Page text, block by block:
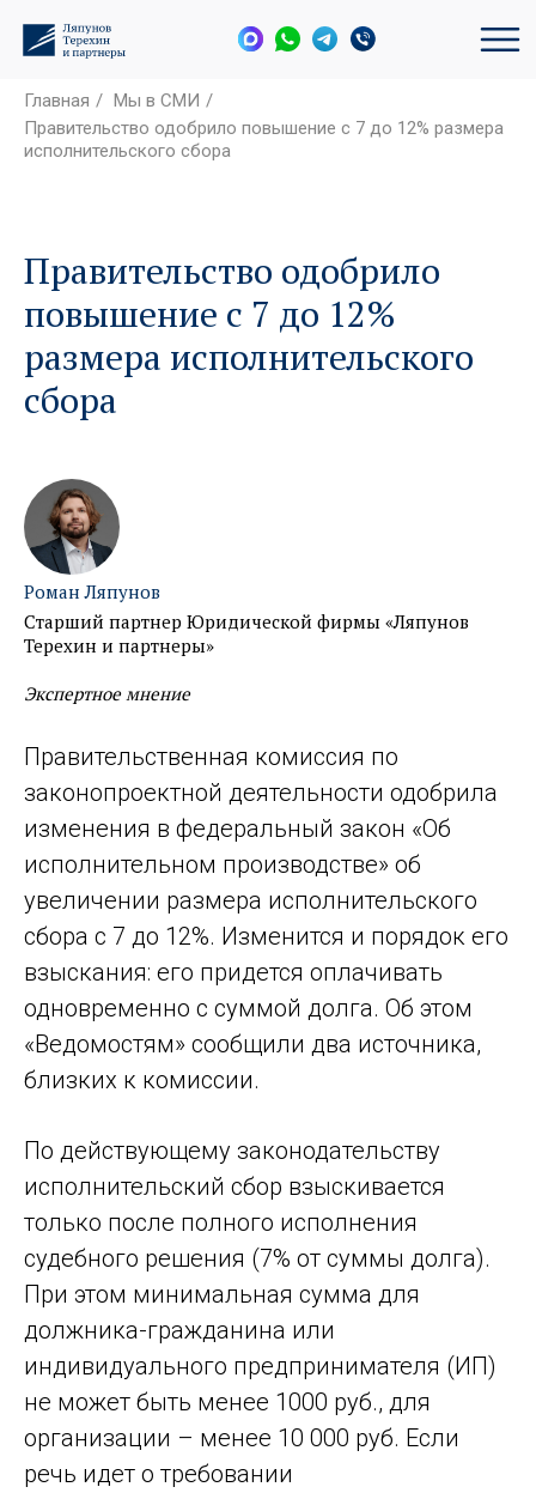
Главная / Мы в СМИ /
Правительство одобрило повышение с 7 до 12% размера
исполнительского сбора
Правительство одобрило
повышение с 7 до 12%
размера исполнительского
сбора
Роман Ляпунов
Старший партнер Юридической фирмы «Ляпунов
Терехин и партнеры»
Экспертное мнение
Правительственная комиссия по
законопроектной деятельности одобрила
изменения в федеральный закон «Об
исполнительном производстве» об
увеличении размера исполнительского
сбора с 7 до 12%. Изменится и порядок его
взыскания: его придется оплачивать
одновременно с суммой долга. Об этом
«Ведомостям» сообщили два источника,
близких к комиссии.
По действующему законодательству
исполнительский сбор взыскивается
только после полного исполнения
судебного решения (7% от суммы долга).
При этом минимальная сумма для
должника-гражданина или
индивидуального предпринимателя (ИП)
не может быть менее 1000 руб., для
организации – менее 10 000 руб. Если
речь идет о требовании